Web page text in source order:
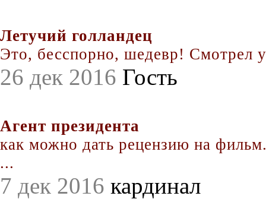
Летучий голландец
Это, бесспорно, шедевр! Смотрел
26 дек 2016 Гость
Агент президента
как можно дать рецензию на
...
7 дек 2016 кардинал